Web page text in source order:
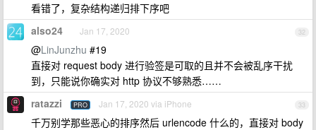
看错了，复杂结构递归排下序吧
32
also24 Jan 17, 2020
@LinJunzhu #19
直接对 request body 进行验签是可取的且并不会被乱序干扰
到，只能说你确实对 http 协议不够熟悉……
33
ratazzi PRO Jan 17, 2020 via iPhone
千万别学那些恶心的排序然后 urlencode 什么的，直接对 body